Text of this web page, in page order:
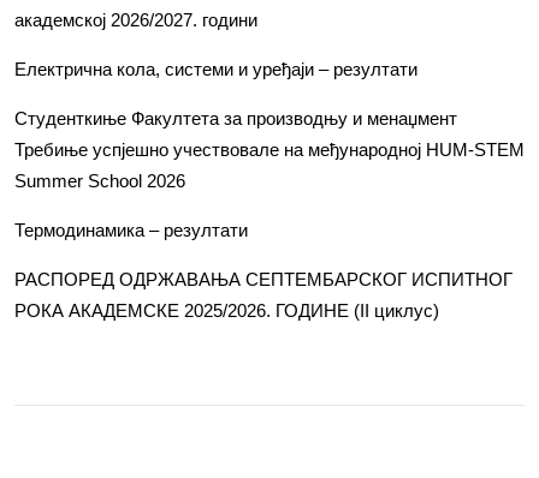
академској 2026/2027. години
Електрична кола, системи и уређаји – резултати
Студенткиње Факултета за производњу и менаџмент
Требиње успјешно учествовале на међународној HUM-STEM
Summer School 2026
Термодинамика – резултати
РАСПОРЕД ОДРЖАВАЊА СЕПТЕМБАРСКОГ ИСПИТНОГ
РОКА АКАДЕМСКЕ 2025/2026. ГОДИНЕ (II циклус)